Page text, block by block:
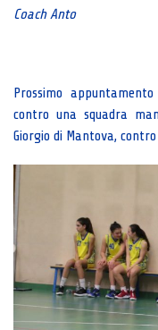
Coach Anto
Prossimo
contro una squadra
Giorgio di Mantova,